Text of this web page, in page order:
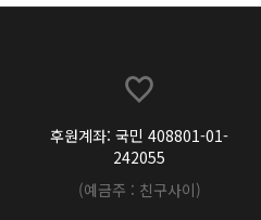
후원계좌: 국민 408801-01-
242055
(예금주 : 친구사이)